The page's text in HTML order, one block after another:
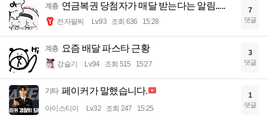
계층 연금복권 당첨자가 매달 받는다는 알림.....
전자팔찌 Lv.93 조회 636 15:28
7
댓글
계층 요즘 배달 파스타 근황
강슬기 Lv.94 조회 515 15:27
3
댓글
기타 페이커가 말했습니다.
아이스티이 Lv.32 조회 247 15:25
1
댓글